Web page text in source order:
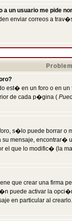
a un usuario me pide
enviar correos a
en un foro o en
de cada p�gina (
s�lo puede borrar o
su mensaje, encontrar�
el que lo modific� (la
que crear una firma
puede activar la
en particular al crearlo.